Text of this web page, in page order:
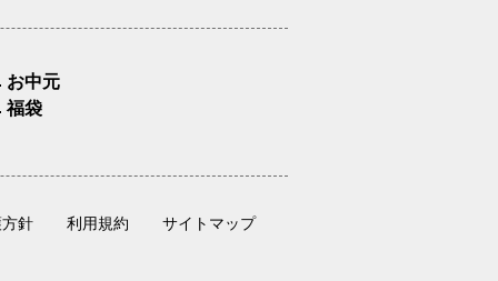
お中元
福袋
針 利用規約 サイトマップ